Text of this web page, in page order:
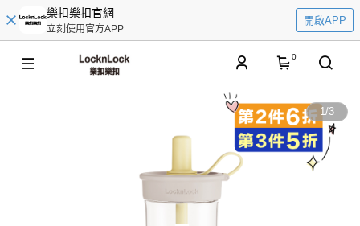
樂扣樂扣官網
立刻使用官方APP
開啟APP
0
1/3